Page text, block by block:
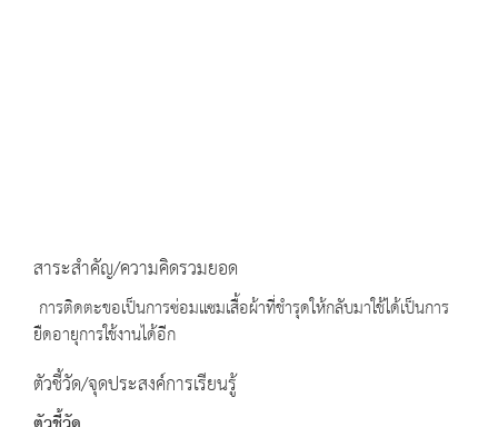
สาระสำคัญ/ความคิดรวมยอด
การติดตะขอเป็นการซ่อมแซมเสื้อผ้าที่ชำรุดให้กลับมาใช้ได้เป็นการ
ยืดอายุการใช้งานได้อีก
ตัวชี้วัด/จุดประสงค์การเรียนรู้